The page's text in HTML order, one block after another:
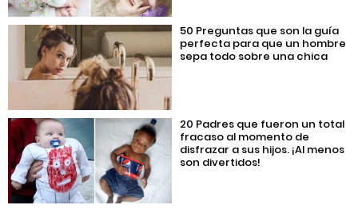
50 Preguntas que son la guía
perfecta para que un hombre
sepa todo sobre una chica
20 Padres que fueron un total
fracaso al momento de
disfrazar a sus hijos. ¡Al menos
son divertidos!